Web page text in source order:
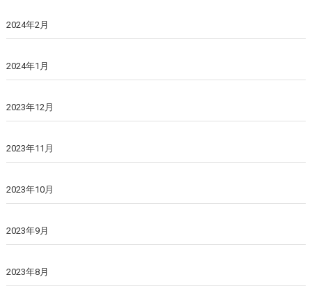
2024年2月
2024年1月
2023年12月
2023年11月
2023年10月
2023年9月
2023年8月